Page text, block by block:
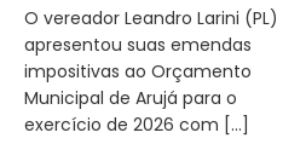
O vereador Leandro Larini (PL)
apresentou suas emendas
impositivas ao Orçamento
Municipal de Arujá para o
exercício de 2026 com […]